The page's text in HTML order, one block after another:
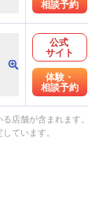
相談予約
公式
サイト
体験・
相談予約
店舗が含まれます。
ています。